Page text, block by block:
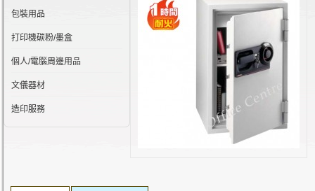
包裝用品
打印機碳粉/墨盒
個人/電腦周邊用品
文儀器材
造印服務